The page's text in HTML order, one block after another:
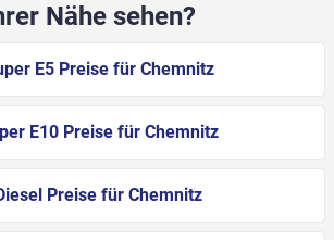
Nähe sehen?
E5 Preise für Chemnitz
E10 Preise für Chemnitz
Preise für Chemnitz